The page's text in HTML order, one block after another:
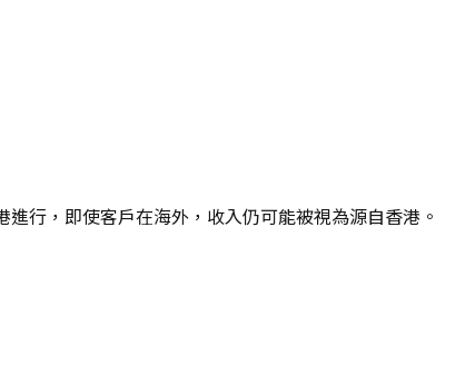
行，即使客戶在海外，收入仍可能被視為源自香港。